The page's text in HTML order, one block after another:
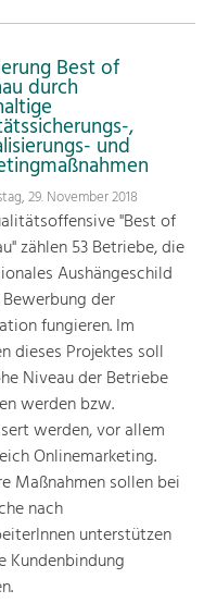
Best of
durch
,
und
29. November 2018
"Best of
zählen 53 Betriebe, die
Aushängeschild
der
fungieren. Im
dieses Projektes soll
Niveau der Betriebe
werden bzw.
werden, vor allem
Onlinemarketing.
Maßnahmen sollen bei
nach
unterstützen
Kundenbindung